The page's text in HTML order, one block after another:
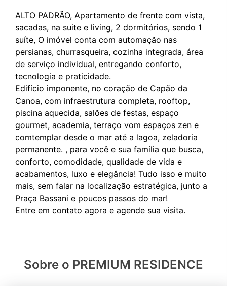
ALTO PADRÃO, Apartamento de frente com vista,
sacadas, na suite e living, 2 dormitórios, sendo 1
suíte, O imóvel conta com automação nas
persianas, churrasqueira, cozinha integrada, área
de serviço individual, entregando conforto,
tecnologia e praticidade.
Edifício imponente, no coração de Capão da
Canoa, com infraestrutura completa, rooftop,
piscina aquecida, salões de festas, espaço
gourmet, academia, terraço vom espaços zen e
comtemplar desde o mar até a lagoa, zeladoria
permanente. , para você e sua família que busca,
conforto, comodidade, qualidade de vida e
acabamentos, luxo e elegância! Tudo isso e muito
mais, sem falar na localização estratégica, junto a
Praça Bassani e poucos passos do mar!
Sobre o PREMIUM RESIDENCE